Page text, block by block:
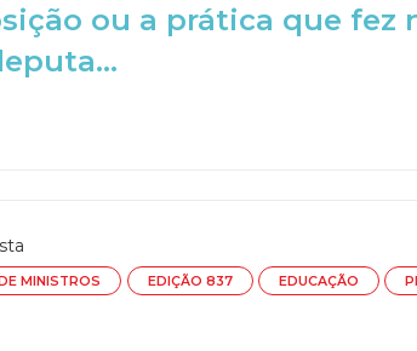
ou a prática que fez
MINISTROS EDIÇÃO 837 EDUCAÇÃO